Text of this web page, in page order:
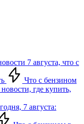
7 августа, что с
Что с бензином
где купить,
7 августа: